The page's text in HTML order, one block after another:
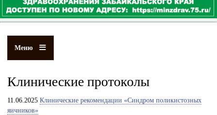
Меню
Клинические протоколы
11.06.2025 Клинические рекомендации «Синдром поликистозных
яичников»